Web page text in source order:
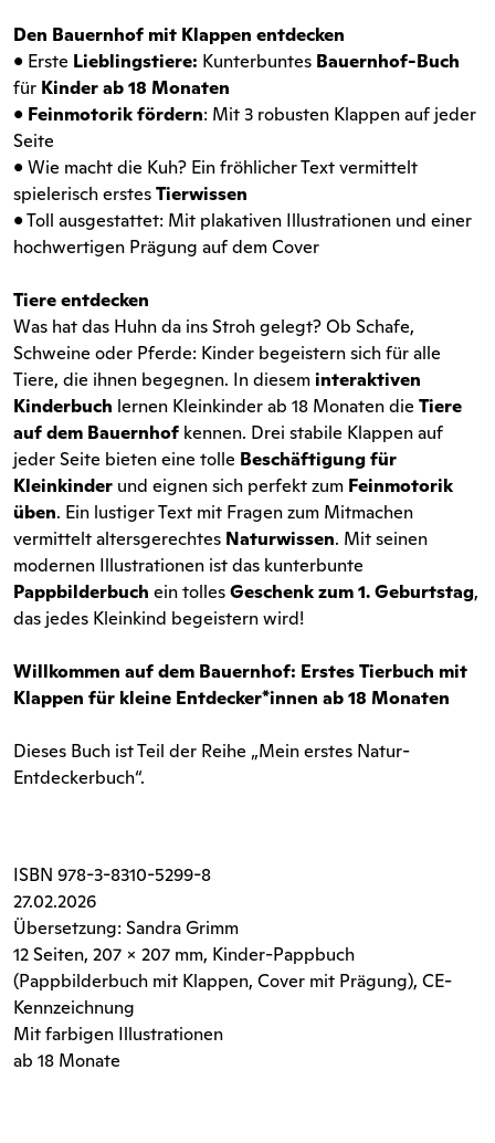
Den Bauernhof mit Klappen entdecken
• Erste Lieblingstiere: Kunterbuntes Bauernhof-Buch
für Kinder ab 18 Monaten
• Feinmotorik fördern: Mit 3 robusten Klappen auf jeder
Seite
• Wie macht die Kuh? Ein fröhlicher Text vermittelt
spielerisch erstesTierwissen
• Toll ausgestattet: Mit plakativen Illustrationen und einer
hochwertigen Prägung auf dem Cover
Tiere entdecken
Was hat das Huhn da ins Stroh gelegt? Ob Schafe,
Schweine oder Pferde: Kinder begeistern sich für alle
Tiere, die ihnen begegnen. In diesem interaktiven
Kinderbuch lernen Kleinkinder ab 18 Monaten die Tiere
auf dem Bauernhof kennen. Drei stabile Klappen auf
jeder Seite bieten eine tolle Beschäftigung für
Kleinkinder und eignen sich perfekt zum Feinmotorik
üben. Ein lustiger Text mit Fragen zum Mitmachen
vermittelt altersgerechtes Naturwissen. Mit seinen
modernen Illustrationen ist das kunterbunte
Pappbilderbuch ein tollesGeschenk zum 1. Geburtstag,
das jedes Kleinkind begeistern wird!
Willkommen auf dem Bauernhof: Erstes Tierbuch mit
Klappen für kleine Entdecker*innen ab 18 Monaten
Dieses Buch ist Teil der Reihe „Mein erstes Natur-
Entdeckerbuch“.
ISBN 978-3-8310-5299-8
27.02.2026
Übersetzung: Sandra Grimm
12 Seiten, 207 x 207 mm, Kinder-Pappbuch
(Pappbilderbuch mit Klappen, Cover mit Prägung), CE-
Kennzeichnung
Mit farbigen Illustrationen
ab 18 Monate